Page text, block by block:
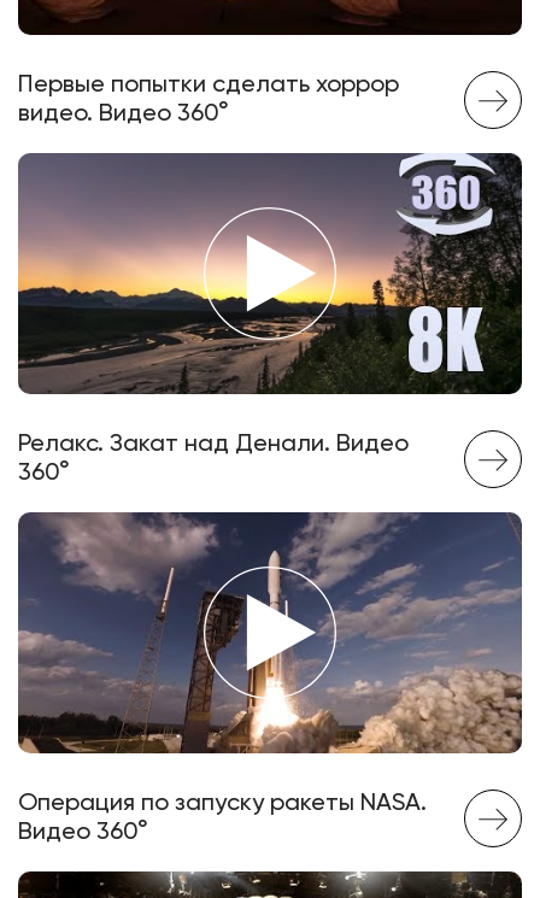
Первые попытки сделать хоррор
видео. Видео 360°
Релакс. Закат над Денали. Видео
360°
Операция по запуску ракеты NASA.
Видео 360°